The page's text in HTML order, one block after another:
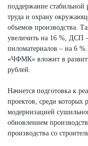
поддержание стабильной
труда и охрану
объемов производства.
увеличить на 16 %, ДСП
пиломатериалов – на 6
«ЧФМК» вложит в
рублей.
Начнется подготовка к
проектов, среди которых
модернизацией
обновлением
производства со